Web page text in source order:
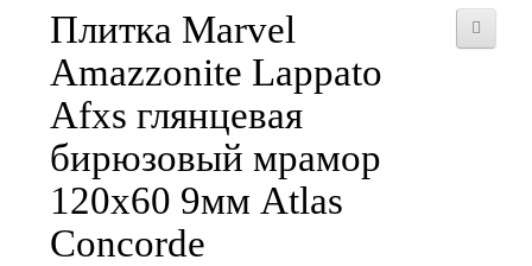
Плитка Marvel
Amazzonite Lappato
Afxs глянцевая
бирюзовый мрамор
120x60 9мм Atlas
Concorde